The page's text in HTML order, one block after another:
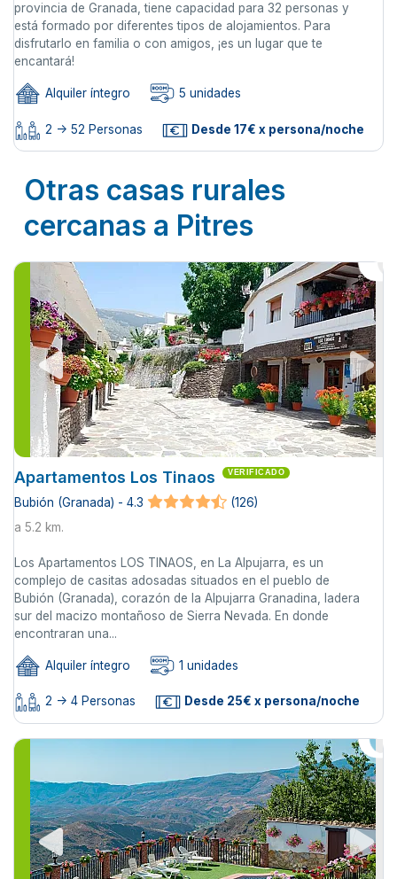
provincia de Granada, tiene capacidad para 32 personas y
está formado por diferentes tipos de alojamientos. Para
disfrutarlo en familia o con amigos, ¡es un lugar que te
encantará!
Alquiler íntegro 5 unidades
2 -> 52 Personas Desde 17€ x persona/noche
Otras casas rurales
cercanas a Pitres
Apartamentos Los Tinaos VERIFICADO
Bubión (Granada) - 4.3
(126)
a 5.2 km.
Los Apartamentos LOS TINAOS, en La Alpujarra, es un
complejo de casitas adosadas situados en el pueblo de
Bubión (Granada), corazón de la Alpujarra Granadina, ladera
sur del macizo montañoso de Sierra Nevada. En donde
encontraran una...
Alquiler íntegro 1 unidades
2 -> 4 Personas Desde 25€ x persona/noche